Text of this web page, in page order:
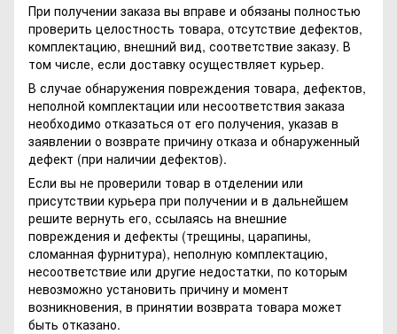
При получении заказа вы вправе и обязаны полностью
проверить целостность товара, отсутствие дефектов,
комплектацию, внешний вид, соответствие заказу. В
том числе, если доставку осуществляет курьер.
В случае обнаружения повреждения товара, дефектов,
неполной комплектации или несоответствия заказа
необходимо отказаться от его получения, указав в
заявлении о возврате причину отказа и обнаруженный
дефект (при наличии дефектов).
Если вы не проверили товар в отделении или
присутствии курьера при получении и в дальнейшем
решите вернуть его, ссылаясь на внешние
повреждения и дефекты (трещины, царапины,
сломанная фурнитура), неполную комплектацию,
несоответствие или другие недостатки, по которым
невозможно установить причину и момент
возникновения, в принятии возврата товара может
быть отказано.